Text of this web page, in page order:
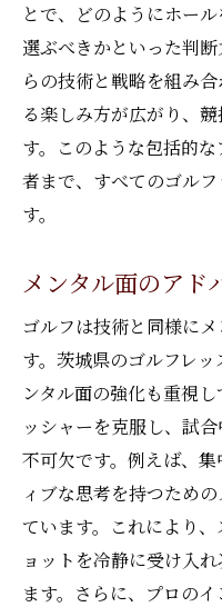
とで、どのようにホー
選ぶべきかといった判
らの技術と戦略を組み
る楽しみ方が広がり、
す。このような包括的
者まで、すべてのゴル
す。
メンタル面のアド
ゴルフは技術と同様に
す。茨城県のゴルフレ
ンタル面の強化も重視
ッシャーを克服し、試
不可欠です。例えば、
ィブな思考を持つため
ています。これにより
ョットを冷静に受け入
ます。さらに、プロの